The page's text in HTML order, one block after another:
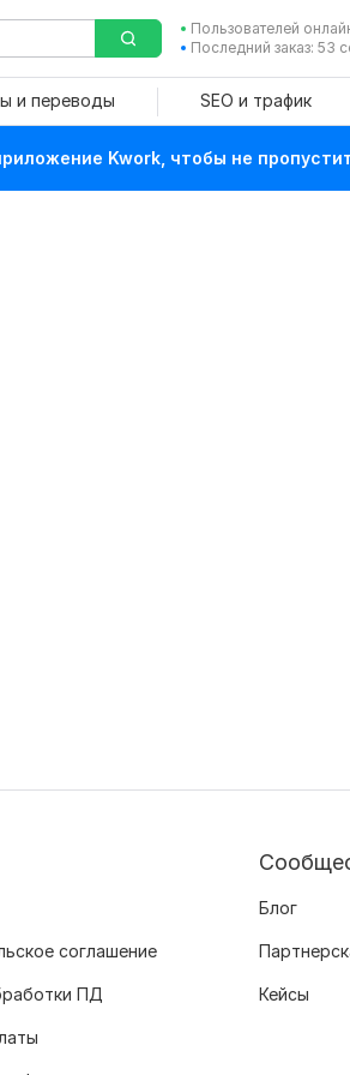
Пользователей
Последний заказ: 53
и переводы SEO и трафик
Kwork, чтобы не
соглашение
ПД
Блог
Кейсы